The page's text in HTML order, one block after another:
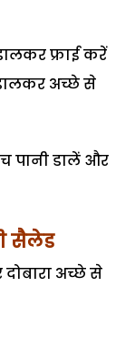
फ्राई करें
अच्छे से
पानी डालें और
सैलेड
अच्छे से